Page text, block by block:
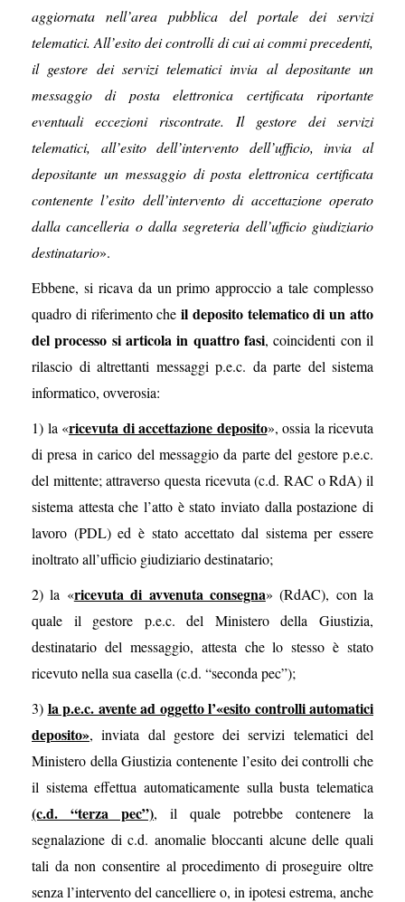
aggiornata nell’area pubblica del portale dei servizi
telematici. All’esito dei controlli di cui ai commi precedenti,
il gestore dei servizi telematici invia al depositante un
messaggio di posta elettronica certificata riportante
eventuali eccezioni riscontrate. Il gestore dei servizi
telematici, all’esito dell’intervento dell’ufficio, invia al
depositante un messaggio di posta elettronica certificata
contenente l’esito dell’intervento di accettazione operato
dalla cancelleria o dalla segreteria dell’ufficio giudiziario
destinatario».
Ebbene, si ricava da un primo approccio a tale complesso
quadro di riferimento cheil deposito telematico di un atto
del processo si articola in quattro fasi, coincidenti con il
rilascio di altrettanti messaggi p.e.c. da parte del sistema
informatico, ovverosia:
1) la «ricevuta di accettazione deposito», ossia la ricevuta
di presa in carico del messaggio da parte del gestore p.e.c.
del mittente; attraverso questa ricevuta (c.d. RAC o RdA) il
sistema attesta che l’atto è stato inviato dalla postazione di
lavoro (PDL) ed è stato accettato dal sistema per essere
inoltrato all’ufficio giudiziario destinatario;
2) la «ricevuta di avvenuta consegna» (RdAC), con la
quale il gestore p.e.c. del Ministero della Giustizia,
destinatario del messaggio, attesta che lo stesso è stato
ricevuto nella sua casella (c.d. “seconda pec”);
3) la p.e.c. avente ad oggetto l’«esito controlli automatici
deposito», inviata dal gestore dei servizi telematici del
Ministero della Giustizia contenente l’esito dei controlli che
il sistema effettua automaticamente sulla busta telematica
(c.d. “terza pec”), il quale potrebbe contenere la
segnalazione di c.d. anomalie bloccanti alcune delle quali
tali da non consentire al procedimento di proseguire oltre
senza l’intervento del cancelliere o, in ipotesi estrema, anche